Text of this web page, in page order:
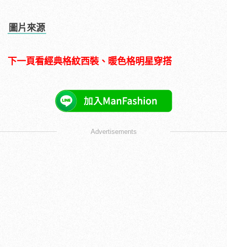
圖片來源
下一頁看經典格紋西裝、暖色格明星穿搭
Advertisements